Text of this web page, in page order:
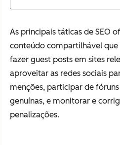
As principais táticas de SEO
conteúdo compartilhável
fazer guest posts em sites
aproveitar as redes sociais
menções, participar de
genuínas, e monitorar e
penalizações.